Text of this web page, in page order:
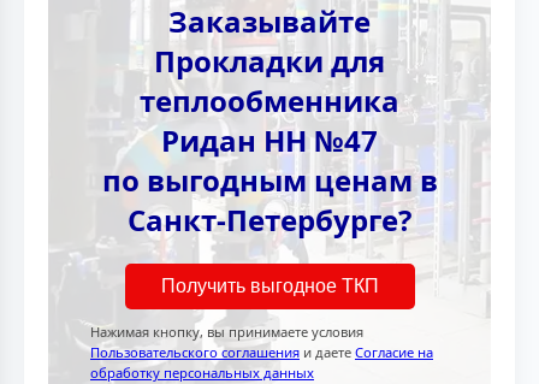
Заказывайте
Прокладки для
теплообменника
Ридан НН №47
по выгодным ценам в
Санкт-Петербурге?
Получить выгодное ТКП
Нажимая кнопку, вы принимаете условия
Пользовательского соглашения и даете Согласие на
обработку персональных данных